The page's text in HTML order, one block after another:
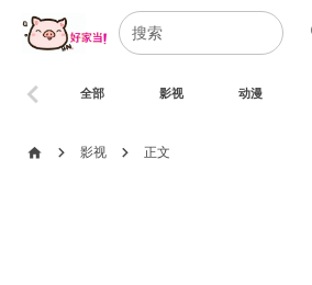
全部 影视 动漫
chevron_left
home chevron_right 影视 chevron_right 正文